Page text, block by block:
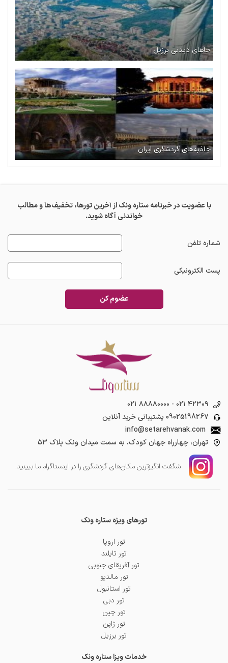
جاهای دیدنی برزیل
جاذبه‌های گردشگری ایران
با عضویت در خبرنامه ستاره ونک از آخرین تورها، تخفیف‌ها و مطالب
خواندنی آگاه شوید.
شماره تلفن
پست الکترونیکی
عضوم کن
۰۲۱ ۸۸۸۸۰۰۰۰ - ۰۲۱ ۴۲۳۰۹
09025198267 پشتیبانی خرید آنلاین
info@setarehvanak.com
تهران، چهارراه جهان کودک، به سمت میدان ونک پلاک ۵۳
شگفت انگیز‌ترین مکان‌های گردشگری را در اینستاگرام ما ببینید.
تورهای ویژه ستاره ونک
تور اروپا
تور تایلند
تور آفریقای جنوبی
تور مالدیو
تور استانبول
تور دبی
تور چین
تور ژاپن
تور برزیل
خدمات ویزا ستاره ونک